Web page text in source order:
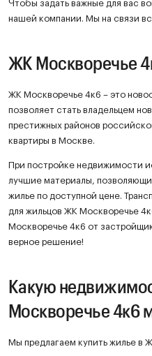
Чтобы задать важные для вас
нашей компании. Мы на связи
ЖК Москворечье
ЖК Москворечье 4к6 – это
позволяет стать владельцем
престижных районов
квартиры в Москве.
При постройке недвижимости
лучшие материалы,
жилье по доступной цене.
для жильцов ЖК Москворечье
Москворечье 4к6 от
верное решение!
Какую
Москворечье 4к6
Мы предлагаем купить жилье в